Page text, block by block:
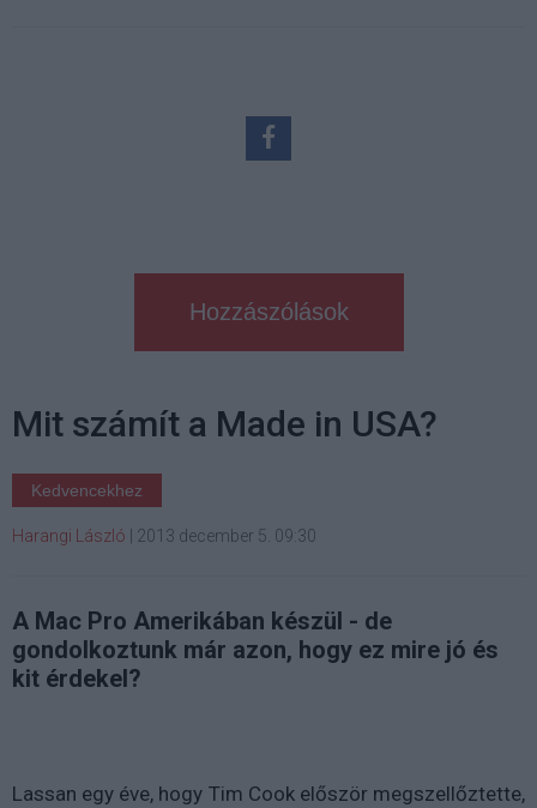
Hozzászólások
Mit számít a Made in USA?
Kedvencekhez
Harangi László 2013 december 5. 09:30
A Mac Pro Amerikában készül - de
gondolkoztunk már azon, hogy ez mire jó és
kit érdekel?
Lassan egy éve, hogy Tim Cook először megszellőztette,